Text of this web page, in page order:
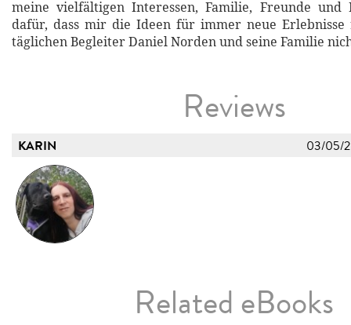
meine vielfältigen Interessen, Familie, Freunde und
dafür, dass mir die Ideen für immer neue
täglichen Begleiter Daniel Norden und seine Familie
Reviews
KARIN 03/05/
Related eBooks